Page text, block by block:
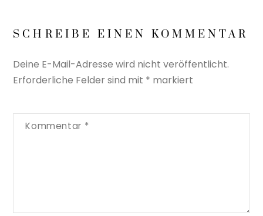
SCHREIBE EINEN KOMMENTAR
Deine E-Mail-Adresse wird nicht veröffentlicht.
Erforderliche Felder sind mit * markiert
Kommentar *